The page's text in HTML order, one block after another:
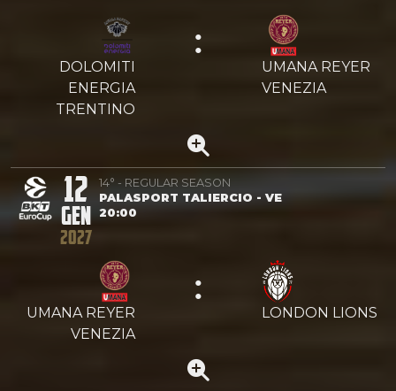
DOLOMITI
ENERGIA
TRENTINO
:
UMANA REYER
VENEZIA
12
GEN
2027
14° - REGULAR SEASON
PALASPORT TALIERCIO - VE
20:00
UMANA REYER
VENEZIA
:
LONDON LIONS